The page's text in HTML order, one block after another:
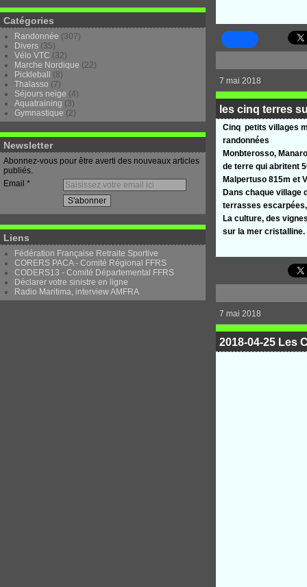
Catégories
Randonnée (307)
Divers (35)
Vélo VTC (32)
Marche Nordique (22)
Pickleball
(8)
Thalasso (7)
Séjours neige (4)
Aquatraining (3)
Gymnastique (2)
Newsletter
Abonnez-vous pour être averti des nouveaux articles
publiés.
Email
Liens
Fédération Française Retraite Sportive
CORERS PACA - Comité Régional FFRS
CODERS13 - Comité Départemental FFRS
Déclarer votre sinistre en ligne
Radio Maritima, interview AMFRA
7 mai 2018
les cinq terres
Cinq petits villages
randonnées
Monbterosso,
de terre qui abritent
Malpertuso 815m et
Dans chaque village
terrasses
La culture, des
sur la mer cristalline.
7 mai 2018
2018-04-25 Les